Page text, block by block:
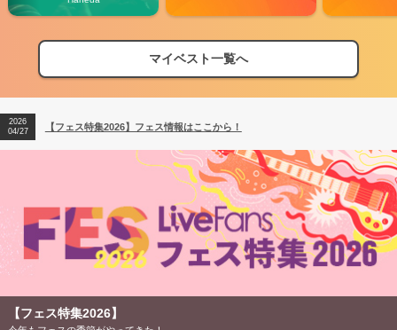
マイベスト一覧へ
【フェス特集2026】フェス情報はここから！
【ライブ動員ランキング】2026年上半期編発表！
2026
04/27
【フェス特集2026】フェス情報はここから！
2026
【ライブ動員ランキング】2026年上半期編発表！
【フェス特集2026】